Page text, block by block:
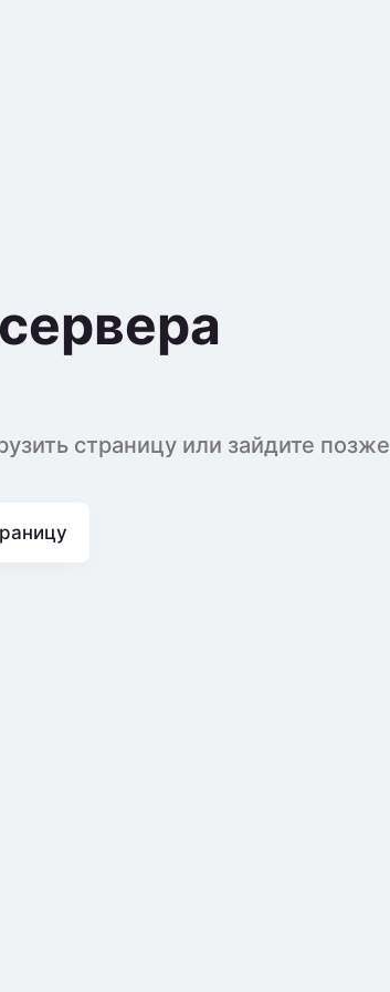
страницу или зайдите позже